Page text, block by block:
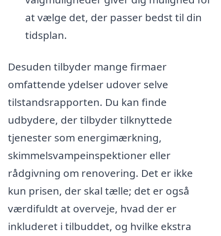
at vælge det, der passer bedst til din
tidsplan.
Desuden tilbyder mange firmaer
omfattende ydelser udover selve
tilstandsrapporten. Du kan finde
udbydere, der tilbyder tilknyttede
tjenester som energimærkning,
skimmelsvampeinspektioner eller
rådgivning om renovering. Det er ikke
kun prisen, der skal tælle; det er også
værdifuldt at overveje, hvad der er
inkluderet i tilbuddet, og hvilke ekstra